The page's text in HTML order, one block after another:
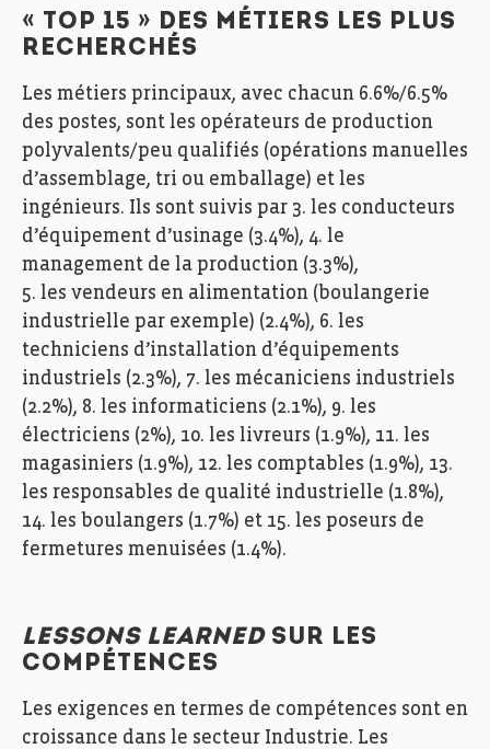
« TOP 15 » DES MÉTIERS LES PLUS
RECHERCHÉS
Les métiers principaux, avec chacun 6.6%/6.5%
des postes, sont les opérateurs de production
polyvalents/peu qualifiés (opérations manuelles
d’assemblage, tri ou emballage) et les
ingénieurs. Ils sont suivis par 3. les conducteurs
d’équipement d’usinage (3.4%), 4. le
management de la production (3.3%),
5. les vendeurs en alimentation (boulangerie
industrielle par exemple) (2.4%), 6. les
techniciens d’installation d’équipements
industriels (2.3%), 7. les mécaniciens industriels
(2.2%), 8. les informaticiens (2.1%), 9. les
électriciens (2%), 10. les livreurs (1.9%), 11. les
magasiniers (1.9%), 12. les comptables (1.9%), 13.
les responsables de qualité industrielle (1.8%),
14. les boulangers (1.7%) et 15. les poseurs de
fermetures menuisées (1.4%).
LESSONS LEARNEDSUR LES
COMPÉTENCES
Les exigences en termes de compétences sont en
croissance dans le secteur Industrie. Les